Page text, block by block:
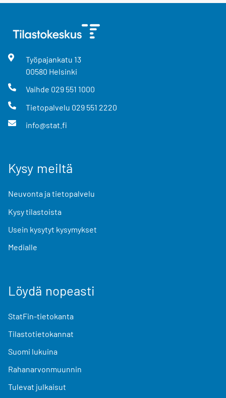
Työpajankatu 13
00580 Helsinki
Vaihde 029 551 1000
Tietopalvelu 029 551 2220
info@stat.fi
Kysy meiltä
Neuvonta ja tietopalvelu
Kysy tilastoista
Usein kysytyt kysymykset
Medialle
Löydä nopeasti
StatFin-tietokanta
Tilastotietokannat
Suomi lukuina
Rahanarvonmuunnin
Tulevat julkaisut